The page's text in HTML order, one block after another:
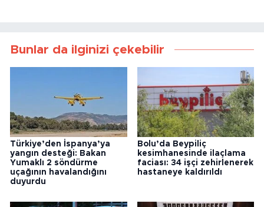
Bunlar da ilginizi çekebilir
Türkiye’den İspanya’ya
yangın desteği: Bakan
Yumaklı 2 söndürme
uçağının havalandığını
duyurdu
Bolu’da Beypiliç
kesimhanesinde ilaçlama
faciası: 34 işçi zehirlenerek
hastaneye kaldırıldı